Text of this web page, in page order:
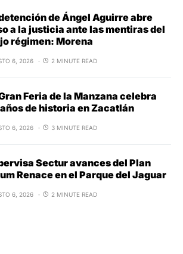
de Ángel Aguirre abre
a la justicia ante las mentiras del
régimen: Morena
6, 2026 2 MINUTE READ
Feria de la Manzana celebra
de historia en Zacatlán
6, 2026 3 MINUTE READ
Sectur avances del Plan
Renace en el Parque del Jaguar
6, 2026 2 MINUTE READ